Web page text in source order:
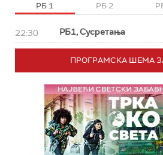
РБ 1 РБ 2
22:30 РБ1, Сусретања
ПРОГРАМСКА ШЕМА